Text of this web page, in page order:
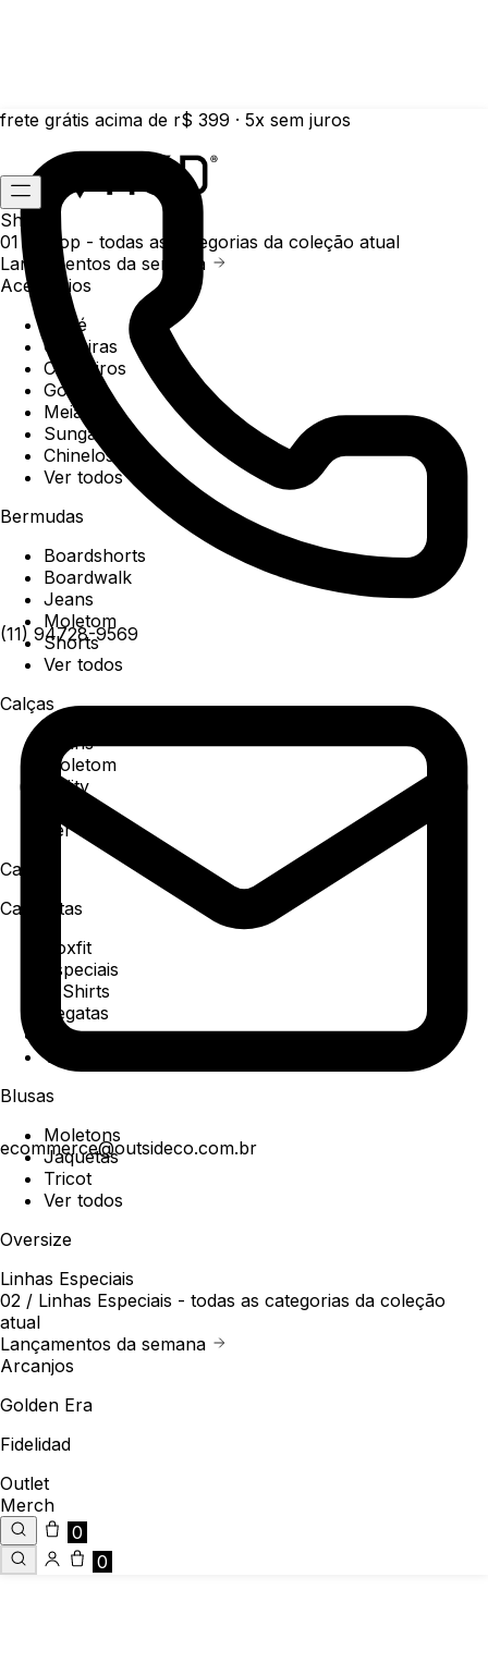
frete grátis acima de r$ 399 · 5x sem juros
(11) 94728-9569
ecommerce@outsideco.com.br
Shop
01 /
Shop - todas as categorias da coleção atual
Lançamentos da semana
Acessórios
Boné
Carteiras
Chaveiros
Gorros
Meias
Sunga
Chinelos
Ver todos
Bermudas
Boardshorts
Boardwalk
Jeans
Moletom
Shorts
Ver todos
Calças
Jeans
Moletom
Utility
Ver todos
Camisa
Camisetas
Boxfit
Especiais
T-Shirts
Regatas
Polo
Ver todos
Blusas
Moletons
Jaquetas
Tricot
Ver todos
Oversize
Linhas Especiais
02 / Linhas Especiais - todas as categorias da coleção
atual
Lançamentos da semana
Arcanjos
Golden Era
Fidelidad
Outlet
Merch
0
0